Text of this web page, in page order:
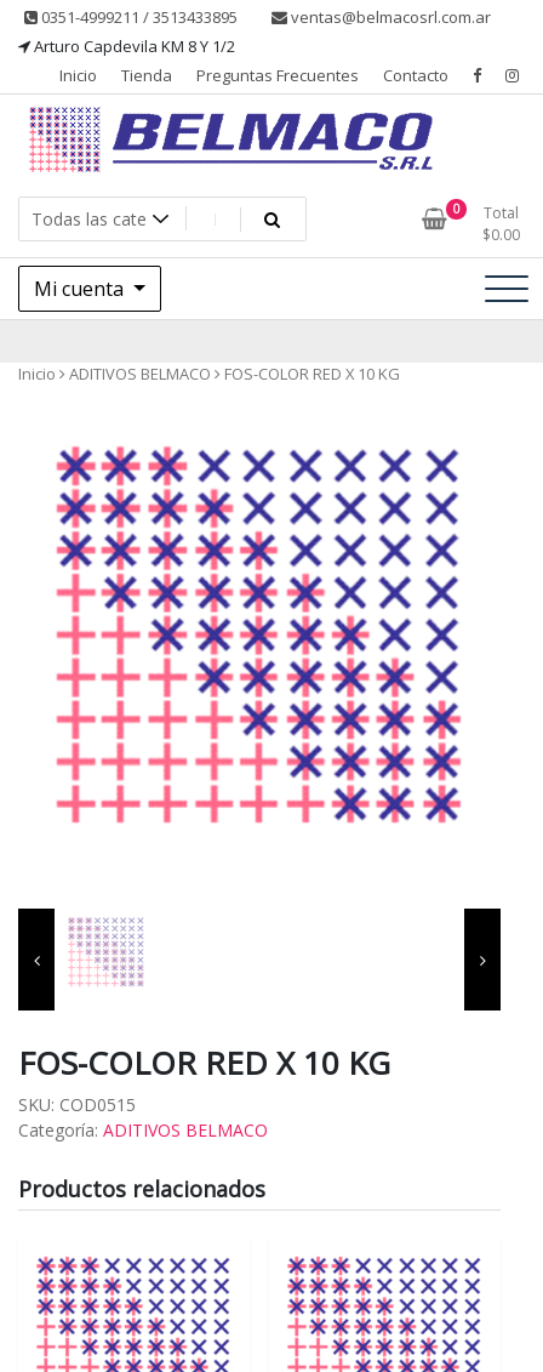
Saltar0351-4999211 / 3513433895
ventas@belmacosrl.com.ar
Arturo Capdevila KM 8 Y 1/2
Inicio
Tienda Preguntas Frecuentes Contacto
Belmaco SRL – Aditivos
Belmaco SRL, Somos una empresa, dedicada a la fabricación,
comercialización y asesoramiento de productos para la industria
alimentaria
0
Total
$0.00
Mi cuenta
Inicio ADITIVOS BELMACO FOS-COLOR RED X 10 KG
FOS-COLOR RED X 10 KG
SKU: COD0515
Categoría: ADITIVOS BELMACO
Productos relacionados